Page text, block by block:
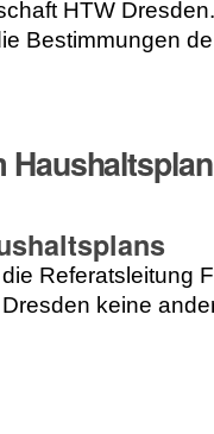
HTW
Bestimmungen
Haushaltsplan
Referatsleitung
keine